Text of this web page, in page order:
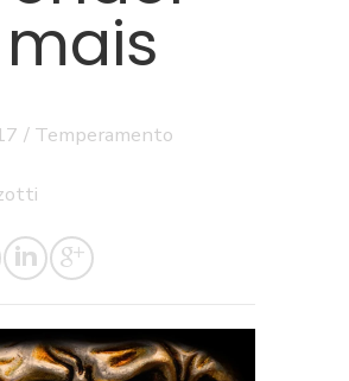
mais
/ Temperamento